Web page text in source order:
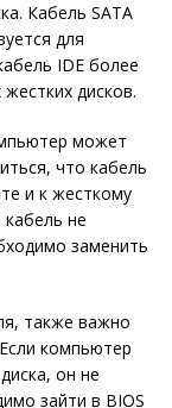
Кабель SATA
для
IDE более
дисков.
может
что кабель
и к жесткому
не
заменить
также важно
компьютер
он не
зайти в BIOS